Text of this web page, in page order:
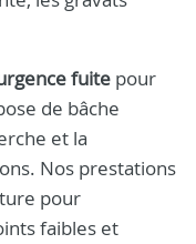
fuite pour
de bâche
et la
Nos prestations
pour
faibles et